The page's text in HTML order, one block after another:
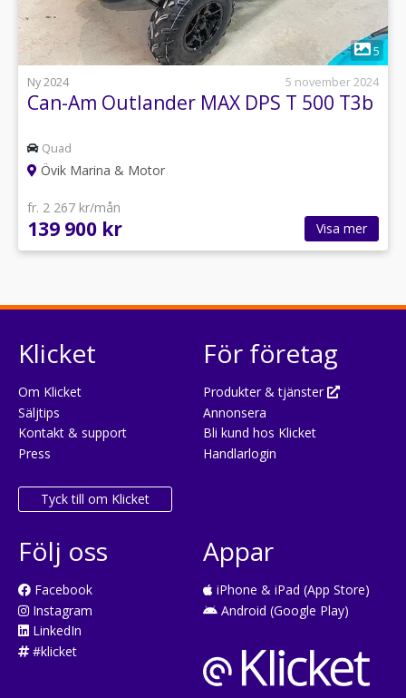
1
5
Ny 2024
5 november 2024
Can-Am Outlander MAX DPS T 500 T3b
Quad
Övik Marina & Motor
fr. 2 267 kr/mån
139 900 kr Visa mer
Klicket
Om Klicket
Säljtips
Kontakt & support
Press
Tyck till om Klicket
För företag
Produkter & tjänster
Annonsera
Bli kund hos Klicket
Handlarlogin
Följ oss
Facebook
Instagram
LinkedIn
#klicket
Appar
iPhone & iPad (App Store)
Android (Google Play)